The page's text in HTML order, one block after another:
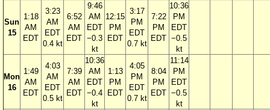
Sun
15
1:18
AM
EDT
3:23
AM
EDT
0.4 kt
6:52
AM
EDT
9:46
AM
EDT
−0.3
kt
12:15
PM
EDT
3:17
PM
EDT
0.7 kt
7:22
PM
EDT
10:36
PM
EDT
−0.5
kt
Mon
16
1:49
AM
EDT
4:03
AM
EDT
0.5 kt
7:39
AM
EDT
10:36
AM
EDT
−0.4
kt
1:13
PM
EDT
4:05
PM
EDT
0.7 kt
8:04
PM
EDT
11:14
PM
EDT
−0.5
kt